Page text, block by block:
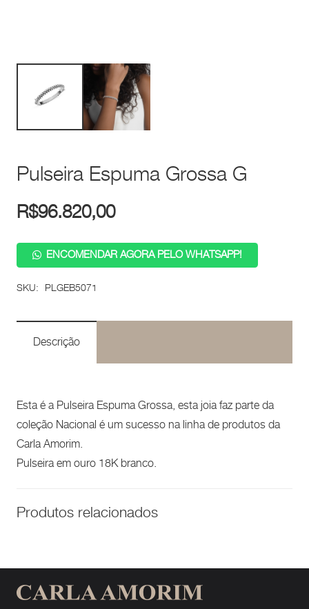
Pulseira Espuma Grossa G
R$96.820,00
ENCOMENDAR AGORA PELO WHATSAPP!
SKU: PLGEB5071
Descrição
Esta é a Pulseira Espuma Grossa, esta joia faz parte da
coleção Nacional é um sucesso na linha de produtos da
Carla Amorim.
Pulseira em ouro 18K branco.
Produtos relacionados